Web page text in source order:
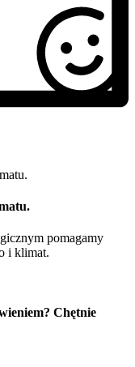
pomagamy
i klimat.
Chętnie